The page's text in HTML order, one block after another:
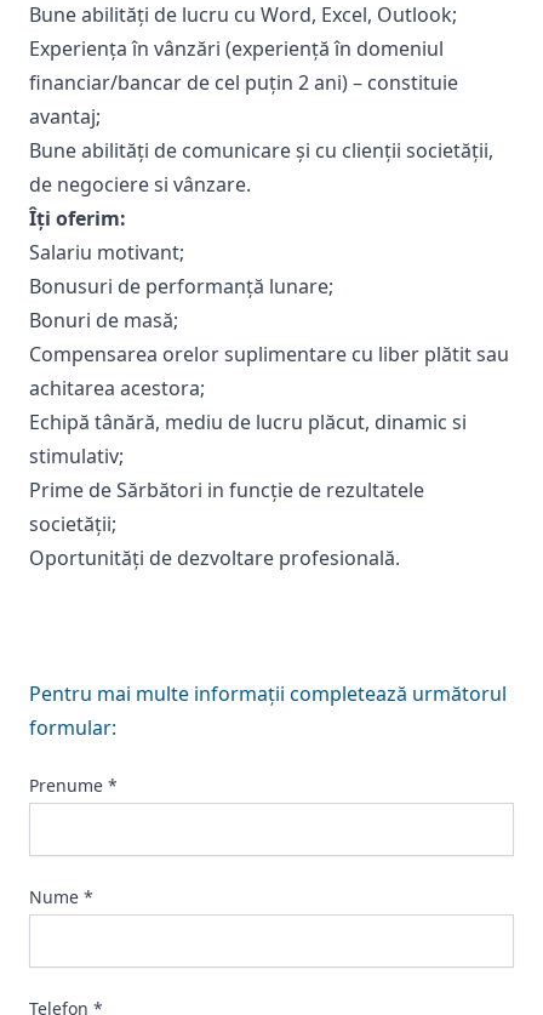
Bune abilități de lucru cu Word, Excel, Outlook;
Experiența în vânzări (experiență în domeniul
financiar/bancar de cel puțin 2 ani) – constituie
avantaj;
Bune abilități de comunicare și cu clienții societății,
de negociere si vânzare.
Îți oferim:
Salariu motivant;
Bonusuri de performanță lunare;
Bonuri de masă;
Compensarea orelor suplimentare cu liber plătit sau
achitarea acestora;
Echipă tânără, mediu de lucru plăcut, dinamic si
stimulativ;
Prime de Sărbători in funcție de rezultatele
societății;
Oportunități de dezvoltare profesională.
Pentru mai multe informații completează următorul
formular:
Prenume *
Nume *
Telefon *